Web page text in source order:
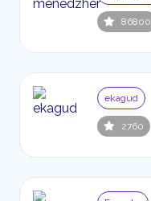
86800
ekagud
2760